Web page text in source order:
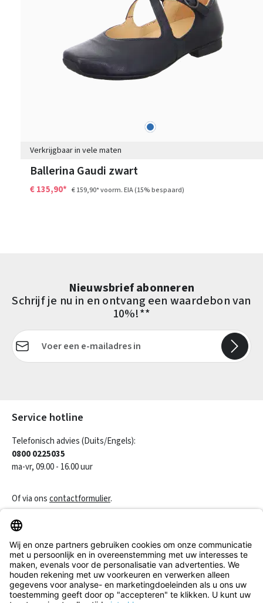
blauw
Verkrijgbaar in vele maten
Ballerina Gaudi zwart
€ 135,90* € 159,90*voorm. EIA(15% bespaard)
Nieuwsbrief abonneren
Schrijf je nu in en ontvang een waardebon van
10%!**
E-mailadres*
Service hotline
Telefonisch advies (Duits/Engels):
0800 0225035
ma-vr, 09.00 - 16.00 uur
Of via onscontactformulier.
Klantenservice